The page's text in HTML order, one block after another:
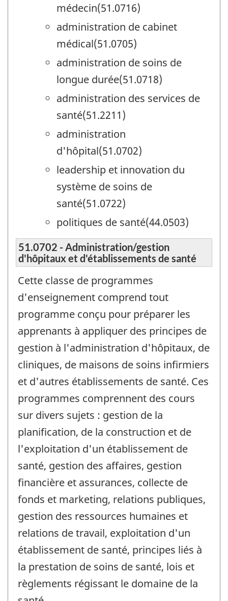
médecin(51.0716)
administration de cabinet
médical(51.0705)
administration de soins de
longue durée(51.0718)
administration des services de
santé(51.2211)
administration
d'hôpital(51.0702)
leadership et innovation du
système de soins de
santé(51.0722)
politiques de santé(44.0503)
51.0702 - Administration/gestion
d'hôpitaux et d'établissements de santé
Cette classe de programmes
d'enseignement comprend tout
programme conçu pour préparer les
apprenants à appliquer des principes de
gestion à l'administration d'hôpitaux, de
cliniques, de maisons de soins infirmiers
et d'autres établissements de santé. Ces
programmes comprennent des cours
sur divers sujets : gestion de la
planification, de la construction et de
l'exploitation d'un établissement de
santé, gestion des affaires, gestion
financière et assurances, collecte de
fonds et marketing, relations publiques,
gestion des ressources humaines et
relations de travail, exploitation d'un
établissement de santé, principes liés à
la prestation de soins de santé, lois et
règlements régissant le domaine de la